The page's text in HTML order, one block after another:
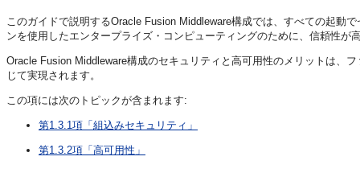
このガイドで説明するOracle Fusion Middleware構成では、すべての起動
ンを使用したエンタープライズ・コンピューティングのために、信頼性
Oracle Fusion Middleware構成のセキュリティと高可用性のメリットは、
じて実現されます。
この項には次のトピックが含まれます:
第1.3.1項「組込みセキュリティ」
第1.3.2項「高可用性」